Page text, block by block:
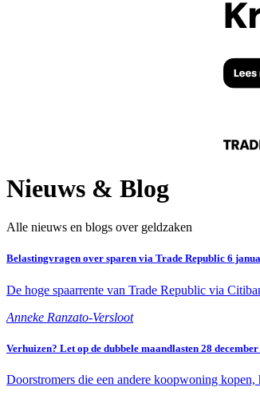
Nieuws & Blog
Alle nieuws en blogs over geldzaken
Belastingvragen over sparen via Trade Republic 6
De hoge spaarrente van Trade Republic via
Anneke Ranzato-Versloot
Verhuizen? Let op de dubbele maandlasten 28
Doorstromers die een andere koopwoning